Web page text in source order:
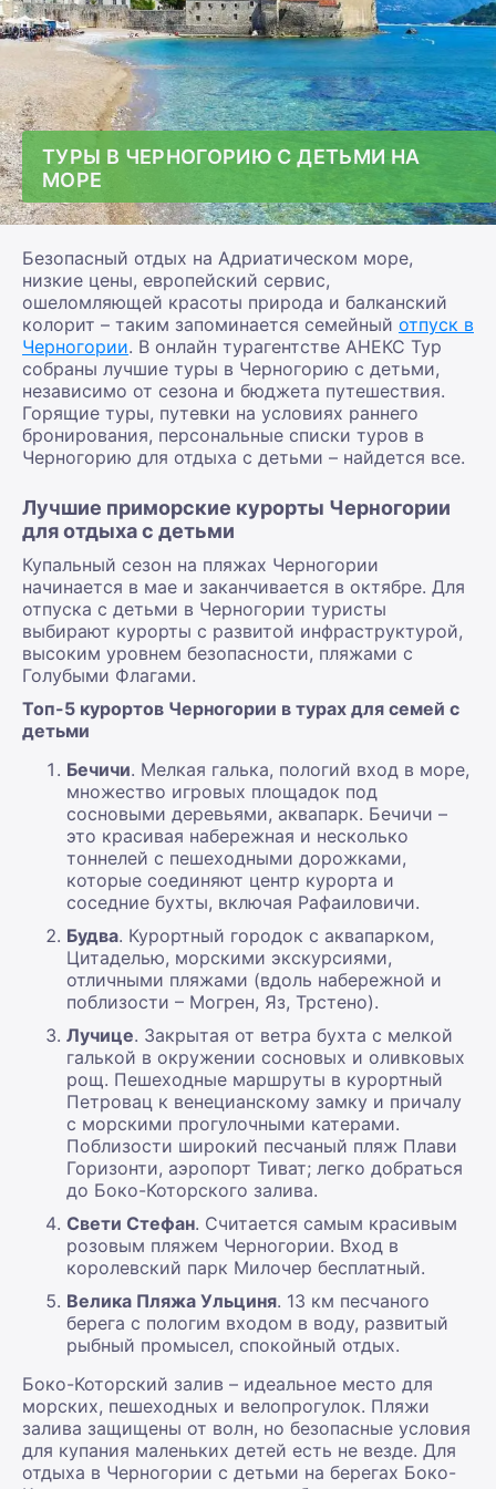
ТУРЫ В ЧЕРНОГОРИЮ С ДЕТЬМИ НА
МОРЕ
Безопасный отдых на Адриатическом море,
низкие цены, европейский сервис,
ошеломляющей красоты природа и балканский
колорит – таким запоминается семейный отпуск в
Черногории. В онлайн турагентстве АНЕКС Тур
собраны лучшие туры в Черногорию с детьми,
независимо от сезона и бюджета путешествия.
Горящие туры, путевки на условиях раннего
бронирования, персональные списки туров в
Черногорию для отдыха с детьми – найдется все.
Лучшие приморские курорты Черногории
для отдыха с детьми
Купальный сезон на пляжах Черногории
начинается в мае и заканчивается в октябре. Для
отпуска с детьми в Черногории туристы
выбирают курорты с развитой инфраструктурой,
высоким уровнем безопасности, пляжами с
Голубыми Флагами.
Топ-5 курортов Черногории в турах для семей с
детьми
Бечичи. Мелкая галька, пологий вход в море,
множество игровых площадок под
сосновыми деревьями, аквапарк. Бечичи –
это красивая набережная и несколько
тоннелей с пешеходными дорожками,
которые соединяют центр курорта и
соседние бухты, включая Рафаиловичи.
Будва. Курортный городок с аквапарком,
Цитаделью, морскими экскурсиями,
отличными пляжами (вдоль набережной и
поблизости – Могрен, Яз, Трстено).
Лучице. Закрытая от ветра бухта с мелкой
галькой в окружении сосновых и оливковых
рощ. Пешеходные маршруты в курортный
Петровац к венецианскому замку и причалу
с морскими прогулочными катерами.
Поблизости широкий песчаный пляж Плави
Горизонти, аэропорт Тиват; легко добраться
до Боко-Которского залива.
Свети Стефан. Считается самым красивым
розовым пляжем Черногории. Вход в
королевский парк Милочер бесплатный.
Велика Пляжа Ульциня. 13 км песчаного
берега с пологим входом в воду, развитый
рыбный промысел, спокойный отдых.
Боко-Которский залив – идеальное место для
морских, пешеходных и велопрогулок. Пляжи
залива защищены от волн, но безопасные условия
для купания маленьких детей есть не везде. Для
отдыха в Черногории с детьми на берегах Боко-